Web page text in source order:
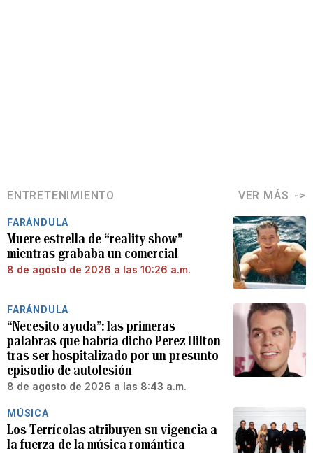
ENTRETENIMIENTO VER MÁS
FARÁNDULA
Muere estrella de “reality show”
mientras grababa un comercial
8 de agosto de 2026 a las 10:26 a.m.
FARÁNDULA
“Necesito ayuda”: las primeras
palabras que habría dicho Perez Hilton
tras ser hospitalizado por un presunto
episodio de autolesión
8 de agosto de 2026 a las 8:43 a.m.
MÚSICA
Los Terrícolas atribuyen su vigencia a
la fuerza de la música romántica